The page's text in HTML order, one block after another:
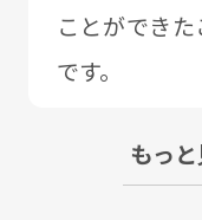
ことができ
です。
もっ